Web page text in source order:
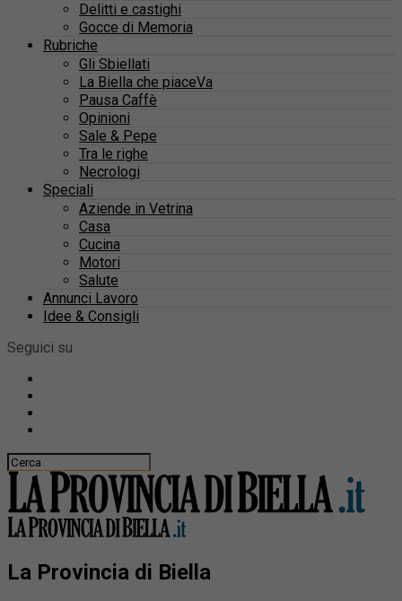
Delitti e castighi
Gocce di Memoria
Rubriche
Gli Sbiellati
La Biella che piaceVa
Pausa Caffè
Opinioni
Sale & Pepe
Tra le righe
Necrologi
Speciali
Aziende in Vetrina
Casa
Cucina
Motori
Salute
Annunci Lavoro
Idee & Consigli
Seguici su
La Provincia di Biella